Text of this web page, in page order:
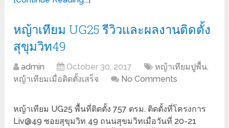
หญ้าเทียม UG25 รีวิวและผลงานติดตั้ง
สุขุมวิท49
admin October 30, 2017 หญ้าเทียมปูพื้น,
หญ้าเทียมเมื่อติดตั้งเสร็จ
No Comments
หญ้าเทียม UG25 พื้นที่ติดตั้ง 757 ตรม. ติดตั้งที่โครงการ
Liv@49 ซอยสุขุมวิท 49 ถนนสุขมวิทเมื่อวันที่ 20-21